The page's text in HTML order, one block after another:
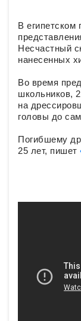
В египетском
Несчастный
нанесенных
Во время
школьников,
на
головы до
Погибшему
25 лет, пишет